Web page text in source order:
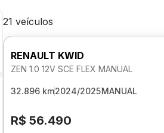
21 veículos
RENAULT KWID
ZEN 1.0 12V SCE FLEX MANUAL
32.896 km2024/2025MANUAL
R$ 56.490